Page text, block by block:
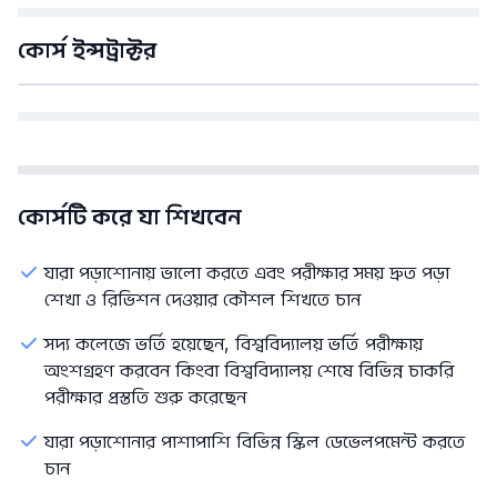
কোর্স ইন্সট্রাক্টর
কোর্সটি করে যা শিখবেন
যারা পড়াশোনায় ভালো করতে এবং পরীক্ষার সময় দ্রুত পড়া
শেখা ও রিভিশন দেওয়ার কৌশল শিখতে চান
সদ্য কলেজে ভর্তি হয়েছেন, বিশ্ববিদ্যালয় ভর্তি পরীক্ষায়
অংশগ্রহণ করবেন কিংবা বিশ্ববিদ্যালয় শেষে বিভিন্ন চাকরি
পরীক্ষার প্রস্ততি শুরু করেছেন
যারা পড়াশোনার পাশাপাশি বিভিন্ন স্কিল ডেভেলপমেন্ট করতে
চান